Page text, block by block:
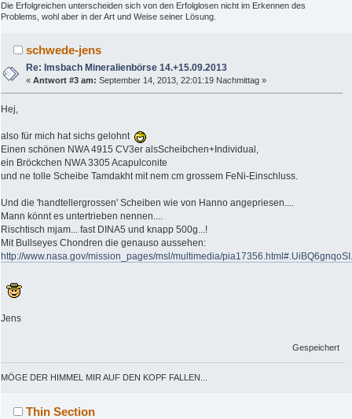
Die Erfolgreichen unterscheiden sich von den Erfolglosen nicht im Erkennen des
Problems, wohl aber in der Art und Weise seiner Lösung.
schwede-jens
Re: Imsbach Mineralienbörse 14.+15.09.2013
«Antwort #3 am: September 14, 2013, 22:01:19 Nachmittag »
Hej,
also für mich hat sichs gelohnt
Einen schönen NWA 4915 CV3er alsScheibchen+Individual,
ein Bröckchen NWA 3305 Acapulconite
und ne tolle Scheibe Tamdakht mit nem cm grossem FeNi-Einschluss.
Und die 'handtellergrossen' Scheiben wie von Hanno angepriesen....
Mann könnt es untertrieben nennen....
Rischtisch mjam... fast DINA5 und knapp 500g...!
Mit Bullseyes Chondren die genauso aussehen:
http://www.nasa.gov/mission_pages/msl/multimedia/
Jens
Gespeichert
MÖGE DER HIMMEL MIR AUF DEN KOPF FALLEN...
Thin Section